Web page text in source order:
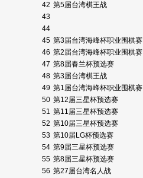
42 第5届台湾棋王战
43
44
45 第3届台湾海峰杯职业围棋赛
46 第2届台湾海峰杯职业围棋赛
47 第8届春兰杯预选赛
48 第3届台湾棋王战
49 第1届台湾海峰杯职业围棋赛
50 第12届三星杯预选赛
51 第11届三星杯预选赛
52 第10届三星杯预选赛
53 第10届LG杯预选赛
54 第9届三星杯预选赛
55 第8届三星杯预选赛
56 第27届台湾名人战